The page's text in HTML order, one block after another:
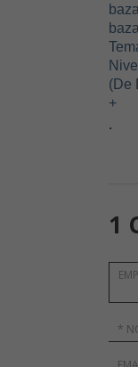
(De
+
.
1